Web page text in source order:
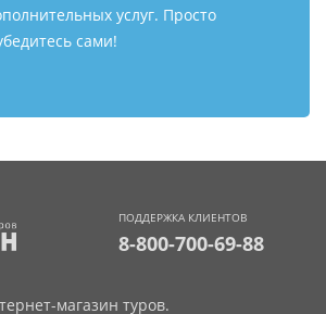
услуг. Просто
сами!
ПОДДЕРЖКА КЛИЕНТОВ
8-800-700-69-88
магазин туров.